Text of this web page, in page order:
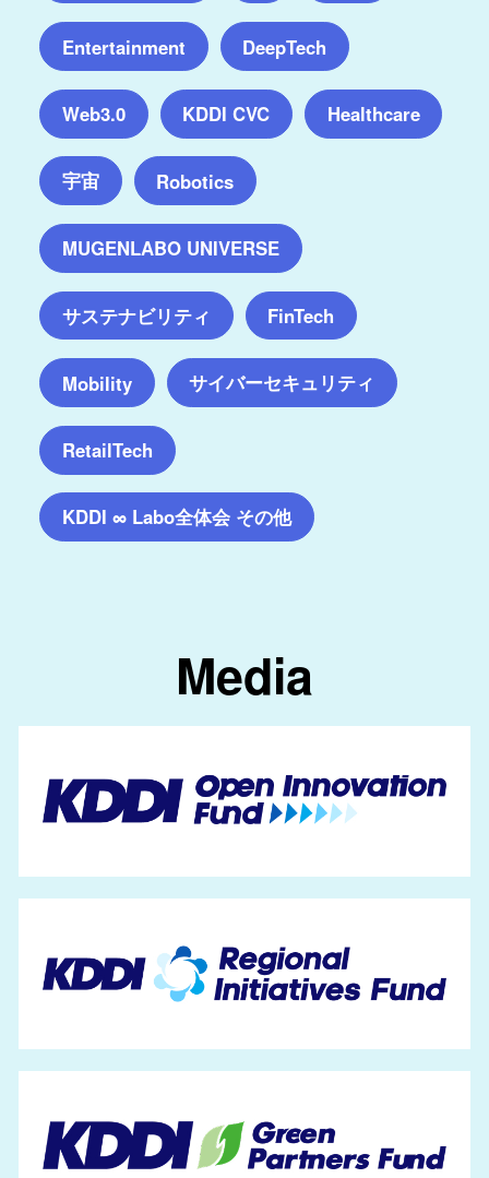
Entertainment DeepTech
Web3.0 KDDI CVC Healthcare
宇宙 Robotics
MUGENLABO UNIVERSE
サステナビリティ FinTech
Mobility サイバーセキュリティ
RetailTech
KDDI ∞ Labo全体会 その他
Media